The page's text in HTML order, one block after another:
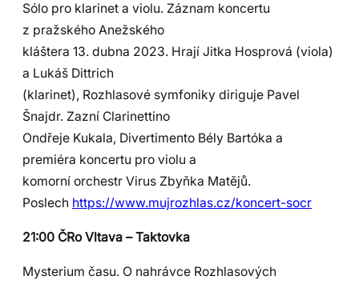
Sólo pro klarinet a violu. Záznam koncertu
z pražského Anežského
kláštera 13. dubna 2023. Hrají Jitka Hosprová (viola)
a Lukáš Dittrich
(klarinet), Rozhlasové symfoniky diriguje Pavel
Šnajdr. Zazní Clarinettino
Ondřeje Kukala, Divertimento Bély Bartóka a
premiéra koncertu pro violu a
komorní orchestr Virus Zbyňka Matějů.
Poslech https://www.mujrozhlas.cz/koncert-socr
21:00 ČRo Vltava – Taktovka
Mysterium času. O nahrávce Rozhlasových